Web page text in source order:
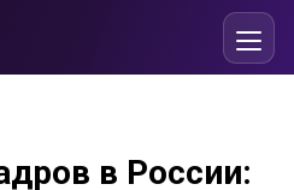
в России: